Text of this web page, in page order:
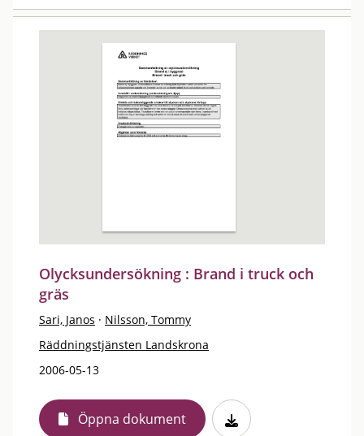
Olycksundersökning : Brand i truck och
gräs
Sari, Janos · Nilsson, Tommy
Räddningstjänsten Landskrona
2006-05-13
Öppna dokument